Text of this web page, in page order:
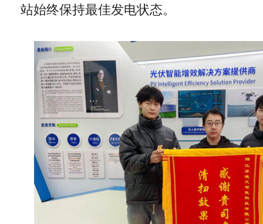
站始终保持最佳发电状态。